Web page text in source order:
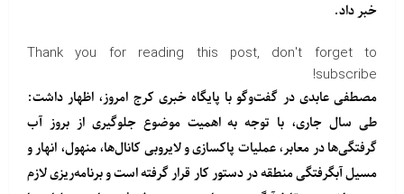
خبر داد.
Thank you for reading this post, don't forget to
subscribe!
مصطفی عابدی در گفت‌وگو با پایگاه خبری کرج امروز، اظهار داشت:
طی سال جاری، با توجه به اهمیت موضوع جلوگیری از بروز آب
گرفتگی‌ها در معابر، عملیات پاکسازی و لایروبی کانال‌ها، منهول، انهار و
مسیل آبگرفتگی منطقه در دستور کار قرار گرفته است و برنامه‌ریزی لازم